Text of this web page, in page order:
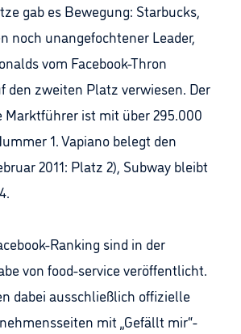
gab es Bewegung: Starbucks,
noch unangefochtener Leader,
vom Facebook-Thron
den zweiten Platz verwiesen. Der
Marktführer ist mit über 295.000
1. Vapiano belegt den
2011: Platz 2), Subway bleibt
Ranking sind in der
von food-service veröffentlicht.
dabei ausschließlich offizielle
mit „Gefällt mir“-